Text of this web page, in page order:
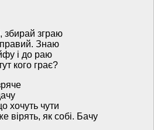
зграю
правий. Знаю
і до раю
кого грає?
хочуть чути
вірять, як собі. Бачу